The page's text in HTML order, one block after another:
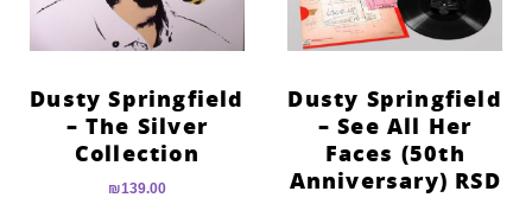
Dusty Springfield
– See All Her
Faces (50th
Anniversary) RSD
Dusty Springfield
– The Silver
Collection
₪139.00